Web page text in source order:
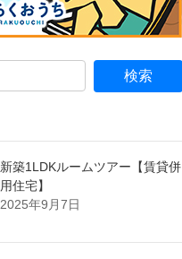
新築1LDKルームツアー【賃貸併
用住宅】
2025年9月7日